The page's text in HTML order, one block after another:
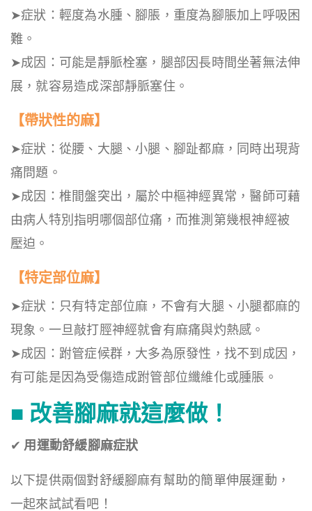
➤症狀：輕度為水腫、腳脹，重度為腳脹加上呼吸困
難。
➤成因：可能是靜脈栓塞，腿部因長時間坐著無法伸
展，就容易造成深部靜脈塞住。
【帶狀性的麻】
➤症狀：從腰、大腿、小腿、腳趾都麻，同時出現背
痛問題。
➤成因：椎間盤突出，屬於中樞神經異常，醫師可藉
由病人特別指明哪個部位痛，而推測第幾根神經被
壓迫。
【特定部位麻】
➤症狀：只有特定部位麻，不會有大腿、小腿都麻的
現象。一旦敲打脛神經就會有麻痛與灼熱感。
➤成因：跗管症候群，大多為原發性，找不到成因，
有可能是因為受傷造成跗管部位纖維化或腫脹。
■改善腳麻就這麼做！
✔用運動舒緩腳麻症狀
以下提供兩個對舒緩腳麻有幫助的簡單伸展運動，
一起來試試看吧！